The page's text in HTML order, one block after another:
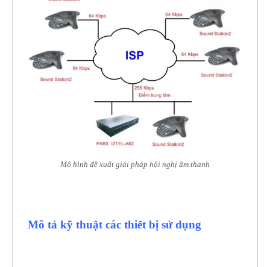
Mô hình đề xuất giải pháp hội nghị âm thanh
Mô tả kỹ thuật các thiết bị sử dụng